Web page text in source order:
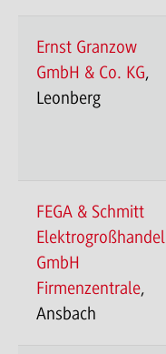
Ernst Granzow
GmbH & Co. KG,
Leonberg
FEGA & Schmitt
Elektrogroßhandel
GmbH
Firmenzentrale,
Ansbach